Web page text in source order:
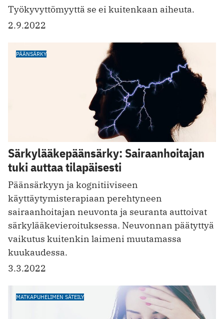
Työkyvyttömyyttä se ei kuitenkaan aiheuta.
2.9.2022
PÄÄNSÄRKY
Särkylääkepäänsärky: Sairaanhoitajan
tuki auttaa tilapäisesti
Päänsärkyyn ja kognitiiviseen
käyttäytymisterapiaan perehtyneen
sairaanhoitajan neuvonta ja seuranta auttoivat
särkylääkevieroituksessa. Neuvonnan päätyttyä
vaikutus kuitenkin laimeni muutamassa
kuukaudessa.
3.3.2022
MATKAPUHELIMEN SÄTEILY